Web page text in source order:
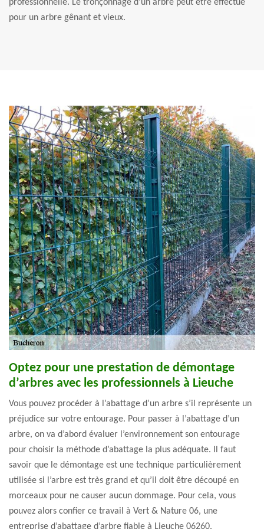
professionnelle. Le tronçonnage d’un arbre peut être effectué
pour un arbre gênant et vieux.
Optez pour une prestation de démontage
d’arbres avec les professionnels à Lieuche
Vous pouvez procéder à l’abattage d’un arbre s’il représente un
préjudice sur votre entourage. Pour passer à l’abattage d’un
arbre, on va d’abord évaluer l’environnement son entourage
pour choisir la méthode d’abattage la plus adéquate. Il faut
savoir que le démontage est une technique particulièrement
utilisée si l’arbre est très grand et qu’il doit être découpé en
morceaux pour ne causer aucun dommage. Pour cela, vous
pouvez alors confier ce travail à Vert & Nature 06, une
entreprise d’abattage d’arbre fiable à Lieuche 06260.